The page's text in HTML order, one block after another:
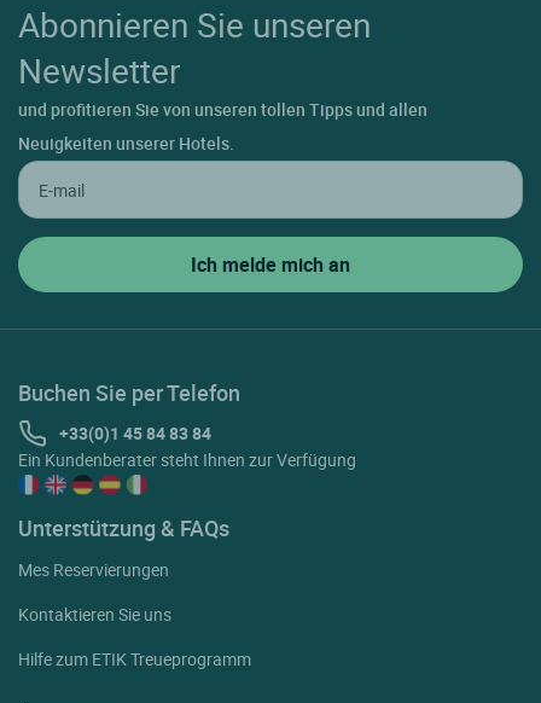
Abonnieren Sie unseren
Newsletter
und profitieren Sie von unseren tollen Tipps und allen
Neuigkeiten unserer Hotels.
Buchen Sie per Telefon
+33(0)1 45 84 83 84
Ein Kundenberater steht Ihnen zur Verfügung
Unterstützung & FAQs
Mes Reservierungen
Kontaktieren Sie uns
Hilfe zum ETIK Treueprogramm